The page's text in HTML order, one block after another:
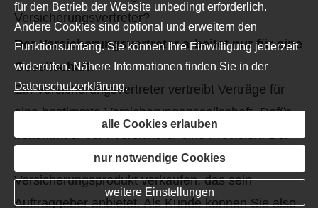
Der Versicherungsvertreter arbeitet nur für eine
Gesellschaft:
Ein Versicherungsvertreter vertreibt Verträge für
eine bestimmte Versicherungsgesellschaft. Dafür
bekommt er vom Versicherer eine Provision. Der
Vertreter muss dem Kunden das
Versicherungsprodukt verkaufen, das sein
Auftraggeber anbietet. Als Kunde können Sie also
für den Betrieb der Website unbedingt erforderlich.
Andere Cookies sind optional und erweitern den
Funktionsumfang. Sie können Ihre Einwilligung jederzeit
widerrufen. Nähere Informationen finden Sie in der
Datenschutzerklärung.
alle Cookies erlauben
nur notwendige Cookies
weitere Einstellungen